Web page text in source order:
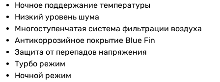
инверторный
инверторный
инверторный
инверторный
инверторный
инверторный
инверторный
Режим
работы
охлаждение и обогрев
осушение, вентиляция
Мин.
температура
на обогрев
-15 °C
Ночное поддержание температуры
Низкий уровень шума
Многоступенчатая система фильтрации воздуха
Антикоррозийное покрытие Blue Fin
Защита от перепадов напряжения
Турбо режим
Ночной режим